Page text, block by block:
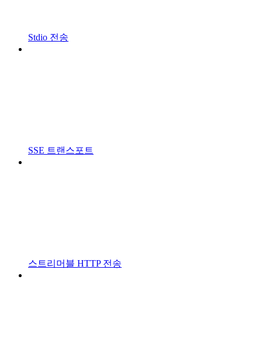
Stdio 전송
SSE 트랜스포트
스트리머블 HTTP 전송